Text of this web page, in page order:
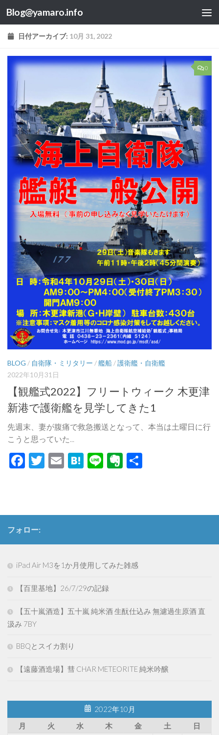
コンテンツへスキップ
Blog@yamaro.info
日付アーカイブ: 10月 31, 2022
0
BLOG / 自衛隊・ミリタリー /艦船 /護衛艦・自衛艦
2022年10月31日
【観艦式2022】フリートウィーク 木更津
新港で護衛艦を見学してきた1
先週末、妻が腹痛で救急搬送となって、本当は土曜日に行
こうと思っていた...
Facebook
Twitter
EmailHatena
LineEvernote
フォロー:
iPad Air M3を1か月使用してみた雑感
【百里基地】26/7/29の記録
【五十嵐酒造】五十嵐 純米酒 生酛仕込み 無濾過生原酒 直
汲み 7BY
BBQとスイカ割り
【遠藤酒造場】彗 CHAR METEORITE 純米吟醸
2022年10月
月
火 水 木 金 土
日